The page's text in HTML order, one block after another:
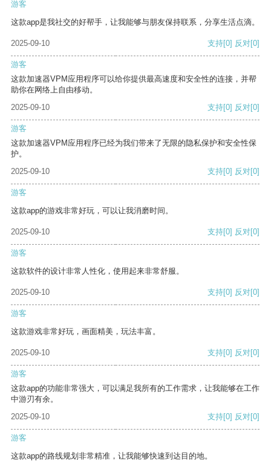
游客
这款app是我社交的好帮手，让我能够与朋友保持联系，分享生活点滴。
2025-09-10 支持[0] 反对[0]
游客
这款加速器VPM应用程序可以给你提供最高速度和安全性的连接，并帮
助你在网络上自由移动。
2025-09-10
支持[0] 反对[0]
游客
这款加速器VPM应用程序已经为我们带来了无限的隐私保护和安全性保
护。
2025-09-10
支持[0] 反对[0]
游客
这款app的游戏非常好玩，可以让我消磨时间。
2025-09-10 支持[0] 反对[0]
游客
这款软件的设计非常人性化，使用起来非常舒服。
2025-09-10 支持[0] 反对[0]
游客
这款游戏非常好玩，画面精美，玩法丰富。
2025-09-10 支持[0] 反对[0]
游客
这款app的功能非常强大，可以满足我所有的工作需求，让我能够在工作
中游刃有余。
2025-09-10
支持[0] 反对[0]
游客
这款app的路线规划非常精准，让我能够快速到达目的地。